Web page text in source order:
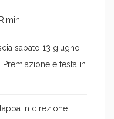
sabato 13 giugno:
e festa in
in direzione